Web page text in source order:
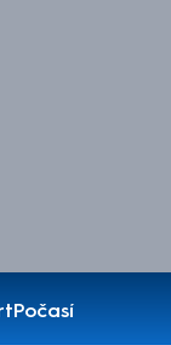
Počasí